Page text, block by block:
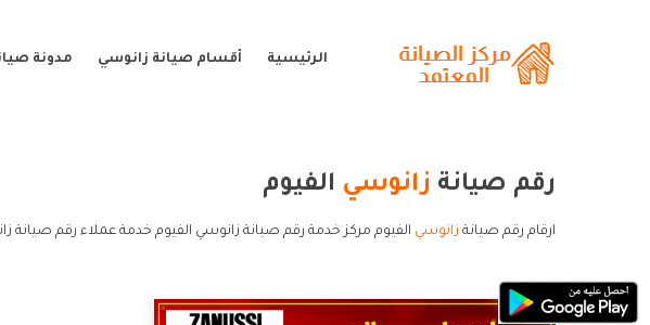
الرئيسية أقسام صيانة زانوسي مدونة
رقم صيانة زانوسي الفيوم
ارقام رقم صيانة زانوسي الفيوم مركز خدمة رقم صيانة زانوسي الفيوم خدمة عملاء رقم صيانة